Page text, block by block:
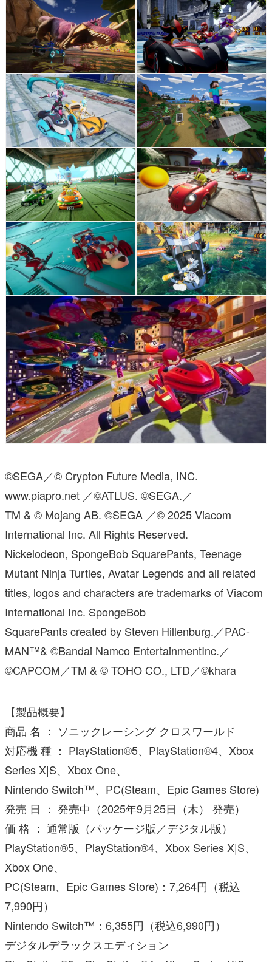
©SEGA／© Crypton Future Media, INC.
www.piapro.net ／©ATLUS. ©SEGA.／
TM & © Mojang AB. ©SEGA ／© 2025 Viacom
International Inc. All Rights Reserved.
Nickelodeon, SpongeBob SquarePants, Teenage
Mutant Ninja Turtles, Avatar Legends and all related
titles, logos and characters are trademarks of Viacom
International Inc. SpongeBob
SquarePants created by Steven Hillenburg.／PAC-
MAN™& ©Bandai Namco EntertainmentInc.／
©CAPCOM／TM & © TOHO CO., LTD／©khara
【製品概要】
商品 名 ： ソニックレーシング クロスワールド
対応機 種 ： PlayStation®5、PlayStation®4、Xbox
Series X|S、Xbox One、
Nintendo Switch™、PC(Steam、Epic Games Store)
発売 日 ： 発売中（2025年9月25日（木） 発売）
価 格 ： 通常版（パッケージ版／デジタル版）
PlayStation®5、PlayStation®4、Xbox Series X|S、
Xbox One、
PC(Steam、Epic Games Store)：7,264円（税込
7,990円）
Nintendo Switch™：6,355円（税込6,990円）
デジタルデラックスエディション